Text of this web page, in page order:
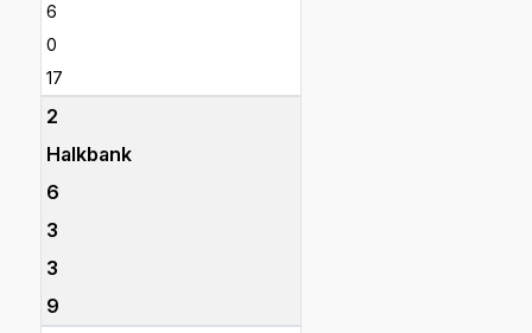
6
0
17
2
Halkbank
6
3
3
9